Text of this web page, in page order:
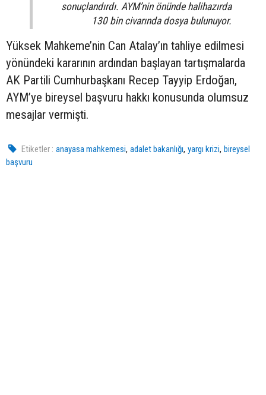
sonuçlandırdı. AYM’nin önünde halihazırda
130 bin civarında dosya bulunuyor.
Yüksek Mahkeme’nin Can Atalay’ın tahliye edilmesi
yönündeki kararının ardından başlayan tartışmalarda
AK Partili Cumhurbaşkanı Recep Tayyip Erdoğan,
AYM’ye bireysel başvuru hakkı konusunda olumsuz
mesajlar vermişti.
Etiketler : anayasa mahkemesi,adalet bakanlığı,yargı krizi,bireysel
başvuru